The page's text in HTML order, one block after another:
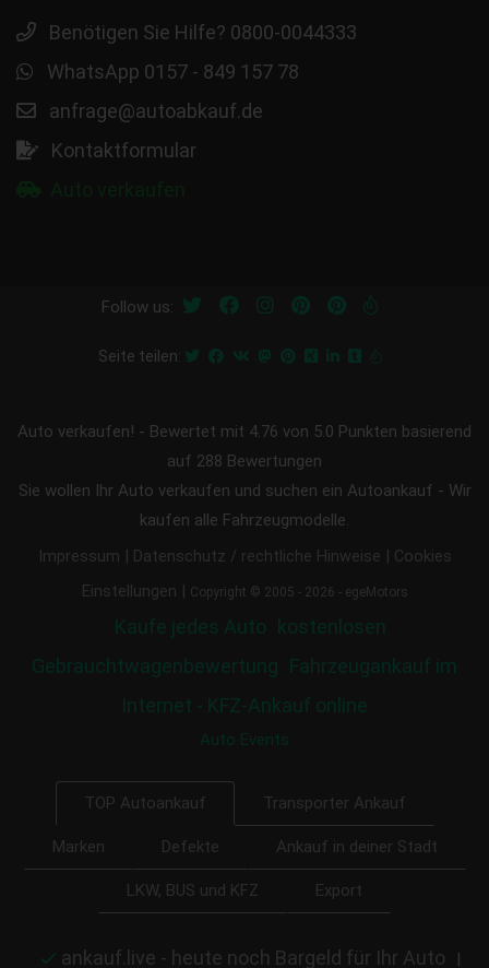
Benötigen Sie Hilfe? 0800-0044333
WhatsApp 0157 - 849 157 78
anfrage@autoabkauf.de
Kontaktformular
Follow us:
Seite teilen:
Auto verkaufen! - Bewertet mit 4.76 von 5.0 Punkten basierend
auf 288 Bewertungen
Sie wollen Ihr Auto verkaufen und suchen ein Autoankauf - Wir
kaufen alle Fahrzeugmodelle.
Impressum | Datenschutz / rechtliche Hinweise | Cookies
Einstellungen | Copyright © 2005 - 2026 - egeMotors
Kaufe jedes Auto kostenlosen
Gebrauchtwagenbewertung Fahrzeugankauf im
Internet - KFZ-Ankauf online
Auto Events
TOP Autoankauf Transporter Ankauf
Marken Defekte Ankauf in deiner Stadt
LKW, BUS und KFZ Export
ankauf.live - heute noch Bargeld für Ihr Auto |